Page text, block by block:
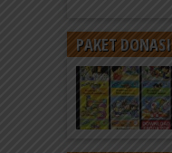
PAKET DONASI